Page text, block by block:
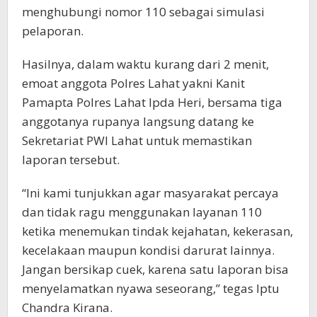
menghubungi nomor 110 sebagai simulasi
pelaporan.
Hasilnya, dalam waktu kurang dari 2 menit,
emoat anggota Polres Lahat yakni Kanit
Pamapta Polres Lahat Ipda Heri, bersama tiga
anggotanya rupanya langsung datang ke
Sekretariat PWI Lahat untuk memastikan
laporan tersebut.
“Ini kami tunjukkan agar masyarakat percaya
dan tidak ragu menggunakan layanan 110
ketika menemukan tindak kejahatan, kekerasan,
kecelakaan maupun kondisi darurat lainnya.
Jangan bersikap cuek, karena satu laporan bisa
menyelamatkan nyawa seseorang,” tegas Iptu
Chandra Kirana.